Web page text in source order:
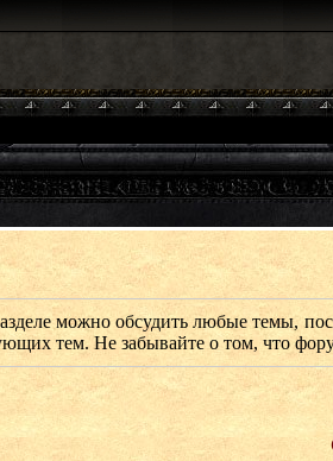
можно обсудить любые темы,
тем. Не забывайте о том, что